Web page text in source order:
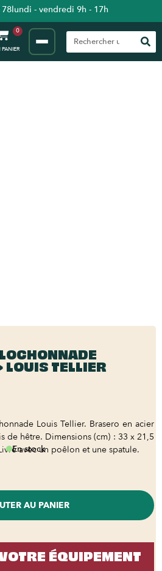
lundi - vendredi 9h - 17h
0
TELLIER
Louis Tellier. Brasero en acier
de hêtre. Dimensions (cm) : 33 x 21,5
avec un poêlon et une spatule.
En stock
AU PANIER
ÉQUIPEMENT